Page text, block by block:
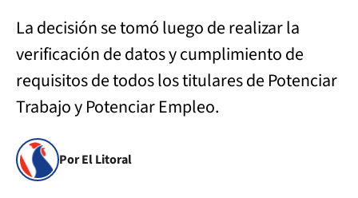
La decisión se tomó luego de realizar la
verificación de datos y cumplimiento de
requisitos de todos los titulares de Potenciar
Trabajo y Potenciar Empleo.
Por El Litoral